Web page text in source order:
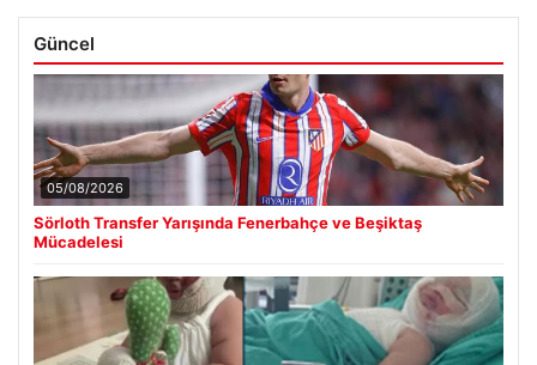
Güncel
05/08/2026
Sörloth Transfer Yarışında Fenerbahçe ve Beşiktaş
Mücadelesi